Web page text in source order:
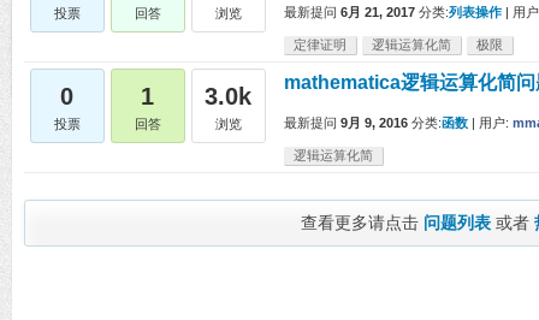
投票 回答 浏览 最新提问 6月 21, 2017 分类:列表操作 用
定律证明 逻辑运算化简 极限
0
投票
1
回答
3.0k
浏览
mathematica逻辑运算化简问
最新提问 9月 9, 2016 分类:函数 用户:
逻辑运算化简
查看更多请点击 问题列表 或者